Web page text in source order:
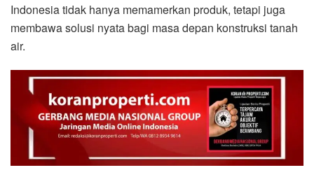
Indonesia tidak hanya memamerkan produk, tetapi juga
membawa solusi nyata bagi masa depan konstruksi tanah
air.